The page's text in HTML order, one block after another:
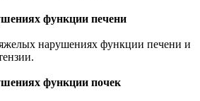
функции печени
нарушениях функции печени и
функции почек